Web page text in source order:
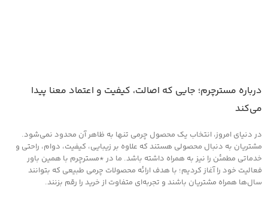
درباره مسترچرم؛ جایی که اصالت، کیفیت و اعتماد معنا پیدا
می‌کند
در دنیای امروز، انتخاب یک محصول چرمی تنها به ظاهر آن محدود نمی‌شود.
مشتریان به دنبال محصولی هستند که علاوه بر زیبایی، کیفیت، دوام، راحتی و
خدماتی مطمئن را نیز به همراه داشته باشد. ما در *مسترچرم با همین باور
فعالیت خود را آغاز کردیم؛ با هدف ارائه محصولات چرمی طبیعی که بتوانند
سال‌ها همراه مشتریان باشند و تجربه‌ای متفاوت از خرید را رقم بزنند.